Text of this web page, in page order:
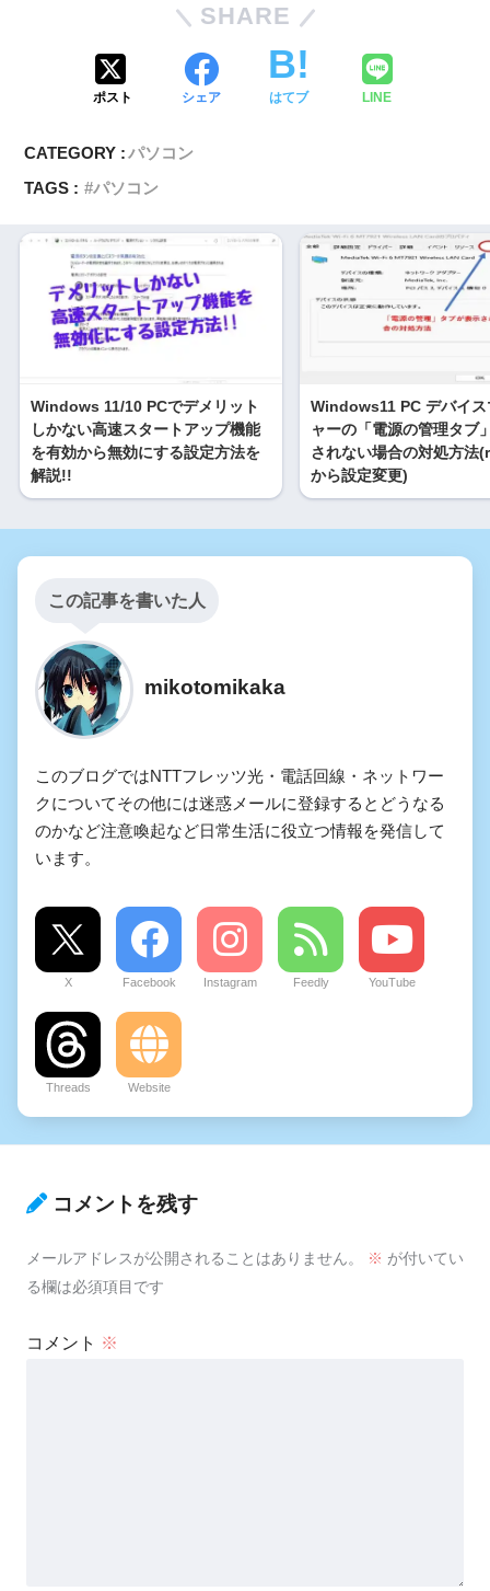
SHARE
ポスト シェア はてブ LINE
CATEGORY :パソコン
TAGS :
パソコン
Windows 11/10 PCでデメリット
しかない高速スタートアップ機能
を有効から無効にする設定方法を
解説!!
Windows11 PC デバイス
ャーの「電源の管理タブ
されない場合の対処方法
から設定変更)
この記事を書いた人
mikotomikaka
このブログではNTTフレッツ光・電話回線・ネットワー
クについてその他には迷惑メールに登録するとどうなる
のかなど注意喚起など日常生活に役立つ情報を発信して
います。
X Facebook Instagram Feedly YouTube
Threads Website
コメントを残す
メールアドレスが公開されることはありません。 ※ が付いてい
る欄は必須項目です
コメント ※